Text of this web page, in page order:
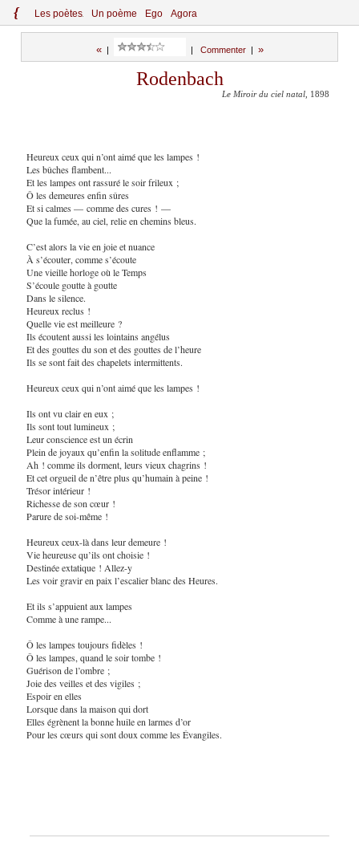
{ Les poètes Un poème Ego Agora
«| Commenter| »
Rodenbach
Le Miroir du ciel natal , 1898
Heureux ceux qui n’ont aimé que les lampes !
Les bûches flambent...
Et les lampes ont rassuré le soir frileux ;
Ô les demeures enfin sûres
Et si calmes — comme des cures ! —
Que la fumée, au ciel, relie en chemins bleus.
C’est alors la vie en joie et nuance
À s’écouter, comme s’écoute
Une vieille horloge où le Temps
S’écoule goutte à goutte
Dans le silence.
Heureux reclus !
Quelle vie est meilleure ?
Ils écoutent aussi les lointains angélus
Et des gouttes du son et des gouttes de l’heure
Ils se sont fait des chapelets intermittents.
Heureux ceux qui n’ont aimé que les lampes !
Ils ont vu clair en eux ;
Ils sont tout lumineux ;
Leur conscience est un écrin
Plein de joyaux qu’enfin la solitude enflamme ;
Ah ! comme ils dorment, leurs vieux chagrins !
Et cet orgueil de n’être plus qu’humain à peine !
Trésor intérieur !
Richesse de son cœur !
Parure de soi-même !
Heureux ceux-là dans leur demeure !
Vie heureuse qu’ils ont choisie !
Destinée extatique ! Allez-y
Les voir gravir en paix l’escalier blanc des Heures.
Et ils s’appuient aux lampes
Comme à une rampe...
Ô les lampes toujours fidèles !
Ô les lampes, quand le soir tombe !
Guérison de l’ombre ;
Joie des veilles et des vigiles ;
Espoir en elles
Lorsque dans la maison qui dort
Elles égrènent la bonne huile en larmes d’or
Pour les cœurs qui sont doux comme les Évangiles.